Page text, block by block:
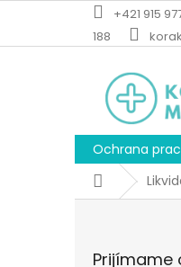
obsah
+421 915
188
Ochrana
Domov
Prijímame